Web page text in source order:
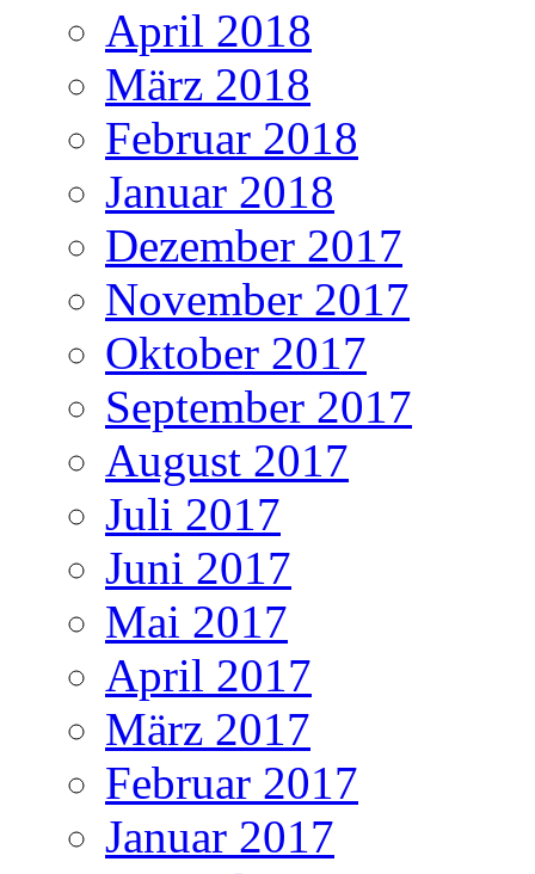
April 2018
März 2018
Februar 2018
Januar 2018
Dezember 2017
November 2017
Oktober 2017
September 2017
August 2017
Juli 2017
Juni 2017
Mai 2017
April 2017
März 2017
Februar 2017
Januar 2017